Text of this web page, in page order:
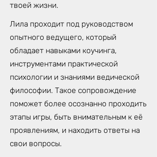
твоей жизни.
Лила проходит под руководством
опытного ведущего, который
обладает навыками коучинга,
инструментами практической
психологии и знаниями ведической
философии. Такое сопровождение
поможет более осознанно проходить
этапы игры, быть внимательным к её
проявлениям, и находить ответы на
свои вопросы.